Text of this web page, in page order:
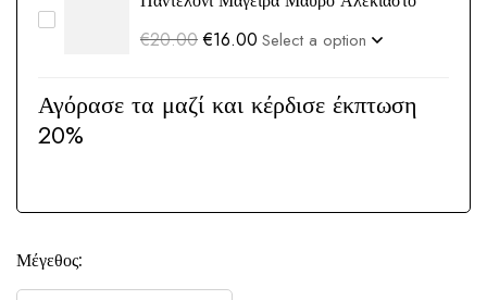
€20.00 €16.00
Αγόρασε τα μαζί και κέρδισε έκπτωση
20%
Μέγεθος: